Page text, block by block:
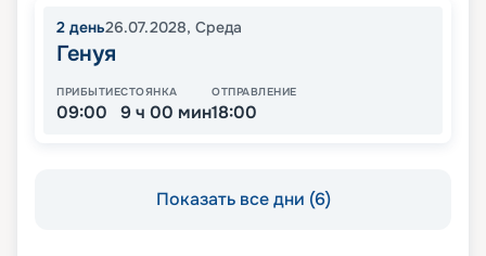
2 день26.07.2028, Среда
Генуя
ПРИБЫТИЕ
09:00
СТОЯНКА
9 ч 00 мин
ОТПРАВЛЕНИЕ
18:00
Показать все дни (6)